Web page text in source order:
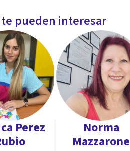
pueden interesar
Perez
Norma
Mazzarone